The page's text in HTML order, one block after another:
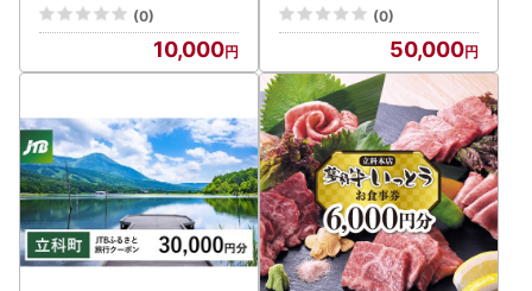
(0)
10,000
(0)
50,000